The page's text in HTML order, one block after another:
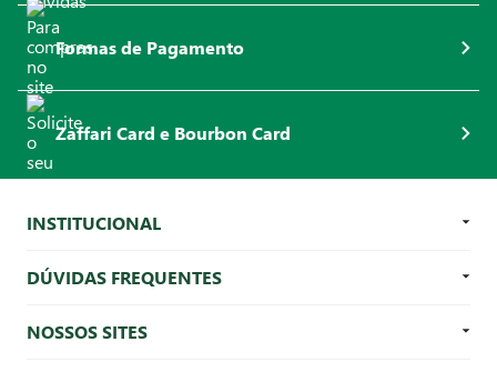
Formas de Pagamento
Zaffari Card e Bourbon Card
INSTITUCIONAL
DÚVIDAS FREQUENTES
NOSSOS SITES